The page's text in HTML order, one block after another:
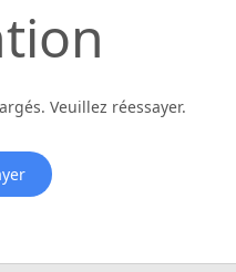
Veuillez réessayer.